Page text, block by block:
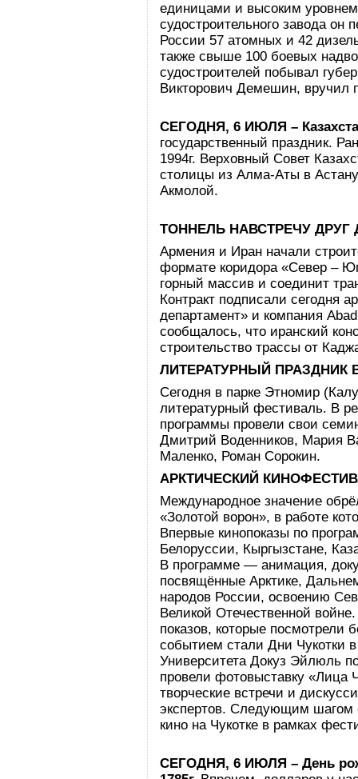
единицами и высоким
судостроительного завода
России 57 атомных и 42
также свыше 100 боевых
судостроителей побывал
Викторович Демешин, вручил
СЕГОДНЯ, 6 ИЮЛЯ –
государственный праздник.
1994г. Верховный Совет
столицы из Алма-Аты в
Акмолой.
ТОННЕЛЬ НАВСТРЕЧУ ДРУГ
Армения и Иран начали
формате коридора «Север –
горный массив и соединит
Контракт подписали сегодня
департамент» и компания
сообщалось, что иранский
строительство трассы от
ЛИТЕРАТУРНЫЙ ПРАЗДНИК
Сегодня в парке Этномир
литературный фестиваль. В
программы провели свои
Дмитрий Воденников, Мария
Маленко, Роман Сорокин.
АРКТИЧЕСКИЙ
Международное значение
«Золотой ворон», в работе
Впервые кинопоказы по
Белоруссии, Кыргызстане,
В программе — анимация,
посвящённые Арктике,
народов России, освоению
Великой Отечественной
показов, которые посмотрели
событием стали Дни Чукотки
Университета Докуз Эйлюль
провели фотовыставку «Лица
творческие встречи и
экспертов. Следующим шагом
кино на Чукотке в рамках
СЕГОДНЯ, 6 ИЮЛЯ – День